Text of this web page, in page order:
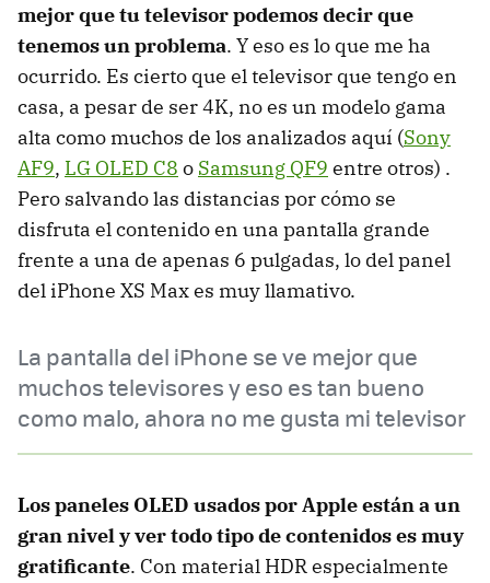
mejor que tu televisor podemos decir que
tenemos un problema. Y eso es lo que me ha
ocurrido. Es cierto que el televisor que tengo en
casa, a pesar de ser 4K, no es un modelo gama
alta como muchos de los analizados aquí (Sony
AF9, LG OLED C8 o Samsung QF9 entre otros) .
Pero salvando las distancias por cómo se
disfruta el contenido en una pantalla grande
frente a una de apenas 6 pulgadas, lo del panel
del iPhone XS Max es muy llamativo.
La pantalla del iPhone se ve mejor que
muchos televisores y eso es tan bueno
como malo, ahora no me gusta mi televisor
Los paneles OLED usados por Apple están a un
gran nivel y ver todo tipo de contenidos es muy
gratificante. Con material HDR especialmente